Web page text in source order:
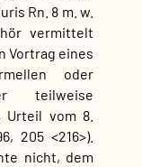
Rn. 8 m. w.
vermittelt
Vortrag eines
oder
teilweise
Urteil vom 8.
205 <216>).
nicht, dem